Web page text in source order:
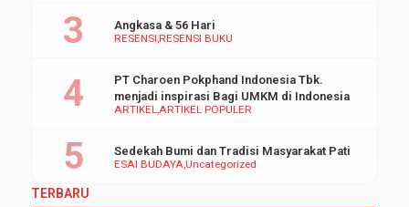
RESENSI RESENSI BUKU
Angkasa & 56 Hari
ARTIKELARTIKEL POPULER
PT Charoen Pokphand Indonesia Tbk.
menjadi inspirasi Bagi UMKM di Indonesia
ESAI BUDAYAUncategorized
Sedekah Bumi dan Tradisi Masyarakat Pati
TERBARU